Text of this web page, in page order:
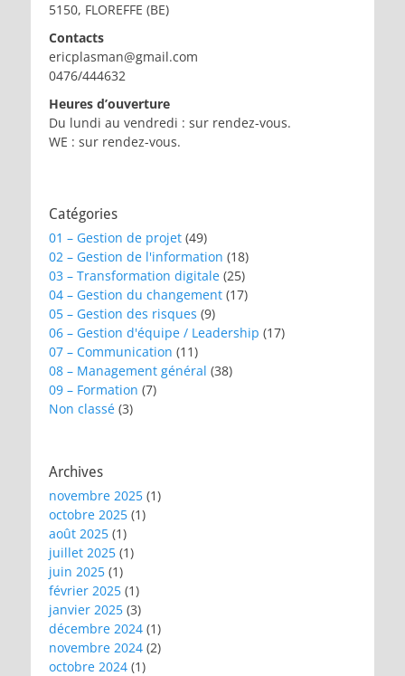
5150, FLOREFFE (BE)
Contacts
ericplasman@gmail.com
0476/444632
Heures d’ouverture
Du lundi au vendredi : sur rendez-vous.
WE : sur rendez-vous.
Catégories
01 – Gestion de projet (49)
02 – Gestion de l'information (18)
03 – Transformation digitale (25)
04 – Gestion du changement (17)
05 – Gestion des risques (9)
06 – Gestion d'équipe / Leadership (17)
07 – Communication (11)
08 – Management général (38)
09 – Formation (7)
Non classé (3)
Archives
novembre 2025 (1)
octobre 2025 (1)
août 2025 (1)
juillet 2025 (1)
juin 2025 (1)
février 2025 (1)
janvier 2025 (3)
décembre 2024 (1)
novembre 2024 (2)
octobre 2024 (1)